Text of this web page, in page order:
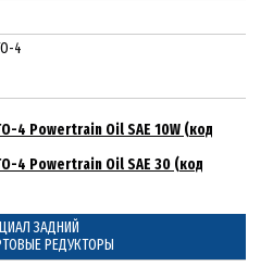
4
4 Powertrain Oil SAE 10W (код
4 Powertrain Oil SAE 30 (код
ЗАДНИЙ
РЕДУКТОРЫ